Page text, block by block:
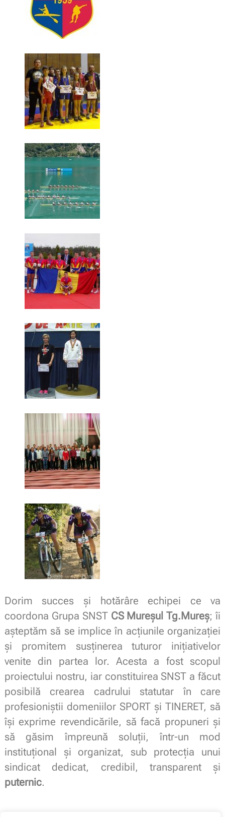
Dorim succes şi hotărâre echipei ce va
coordona Grupa SNST CS Mureşul Tg.Mureş; îi
așteptăm să se implice în acţiunile organizaţiei
şi promitem susţinerea tuturor iniţiativelor
venite din partea lor. Acesta a fost scopul
proiectului nostru, iar constituirea SNST a făcut
posibilă crearea cadrului statutar în care
profesioniştii domeniilor SPORT şi TINERET, să
îşi exprime revendicările, să facă propuneri şi
să găsim împreună soluţii, într-un mod
instituţional şi organizat, sub protecţia unui
sindicat dedicat, credibil, transparent şi
puternic.